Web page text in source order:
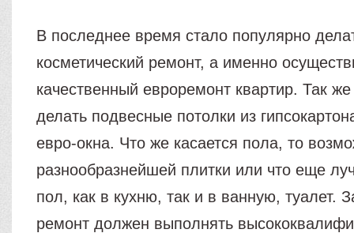
В последнее время стало популярно
косметический ремонт, а именно
качественный евроремонт квартир. Так
делать подвесные потолки из
евро-окна. Что же касается пола, то
разнообразнейшей плитки или что еще
пол, как в кухню, так и в ванную, туалет.
ремонт должен выполнять